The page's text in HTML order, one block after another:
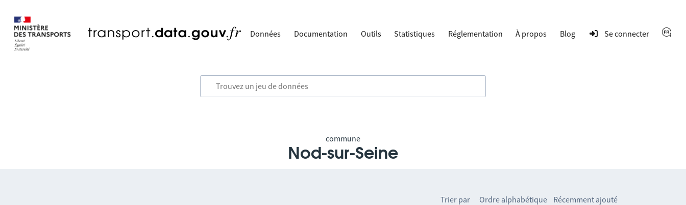
Données Documentation Outils Statistiques Réglementation À propos Blog Se connecter
commune
Nod-sur-Seine
Trier par Ordre alphabétique Récemment ajouté